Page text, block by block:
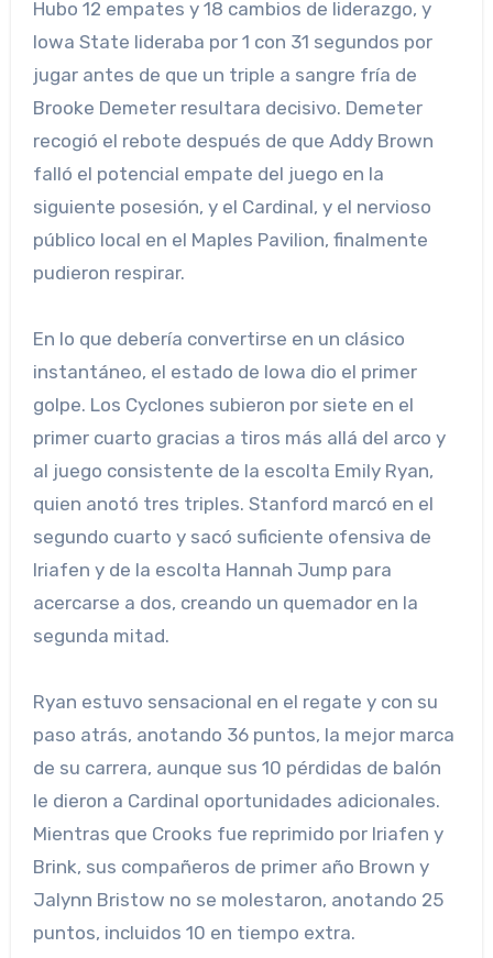
Hubo 12 empates y 18 cambios de liderazgo, y
Iowa State lideraba por 1 con 31 segundos por
jugar antes de que un triple a sangre fría de
Brooke Demeter resultara decisivo. Demeter
recogió el rebote después de que Addy Brown
falló el potencial empate del juego en la
siguiente posesión, y el Cardinal, y el nervioso
público local en el Maples Pavilion, finalmente
pudieron respirar.
En lo que debería convertirse en un clásico
instantáneo, el estado de Iowa dio el primer
golpe. Los Cyclones subieron por siete en el
primer cuarto gracias a tiros más allá del arco y
al juego consistente de la escolta Emily Ryan,
quien anotó tres triples. Stanford marcó en el
segundo cuarto y sacó suficiente ofensiva de
Iriafen y de la escolta Hannah Jump para
acercarse a dos, creando un quemador en la
segunda mitad.
Ryan estuvo sensacional en el regate y con su
paso atrás, anotando 36 puntos, la mejor marca
de su carrera, aunque sus 10 pérdidas de balón
le dieron a Cardinal oportunidades adicionales.
Mientras que Crooks fue reprimido por Iriafen y
Brink, sus compañeros de primer año Brown y
Jalynn Bristow no se molestaron, anotando 25
puntos, incluidos 10 en tiempo extra.